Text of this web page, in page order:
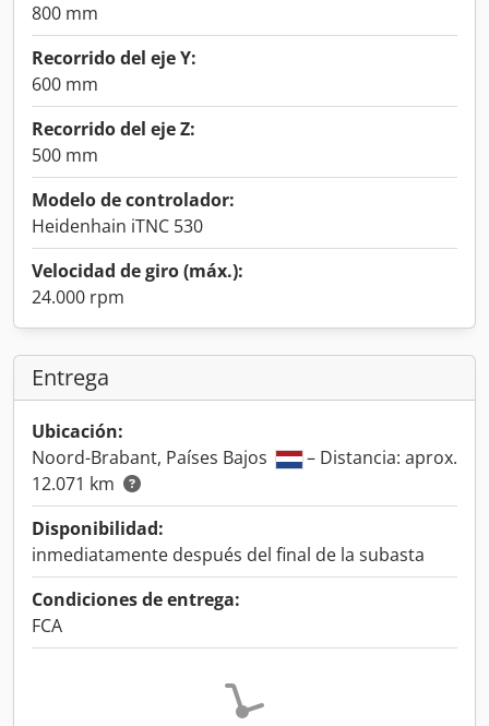
800 mm
Recorrido del eje Y:
600 mm
Recorrido del eje Z:
500 mm
Modelo de controlador:
Heidenhain iTNC 530
Velocidad de giro (máx.):
24.000 rpm
Entrega
Ubicación:
Noord-Brabant, Países Bajos
– Distancia: aprox.
12.071 km
Disponibilidad:
inmediatamente después del final de la subasta
Condiciones de entrega:
FCA